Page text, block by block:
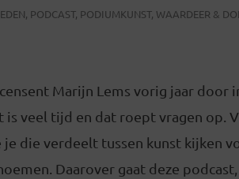
, PODCAST, PODIUMKUNST, WAARDEER &
Marijn Lems vorig jaar door
is veel tijd en dat roept vragen op.
die verdeelt tussen kunst kijken
Daarover gaat deze